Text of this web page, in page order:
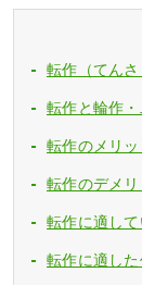
転作（てん
転作と輪作
転作のメリッ
転作のデメリ
転作に適し
転作に適し